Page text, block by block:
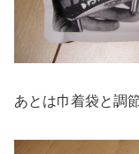
あとは巾着袋と調